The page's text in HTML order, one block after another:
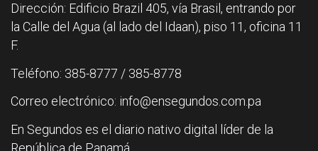
Dirección: Edificio Brazil 405, vía Brasil, entrando por
la Calle del Agua (al lado del Idaan), piso 11, oficina 11
F.
Teléfono: 385-8777 / 385-8778
Correo electrónico: info@ensegundos.com.pa
En Segundos es el diario nativo digital líder de la
República de Panamá.